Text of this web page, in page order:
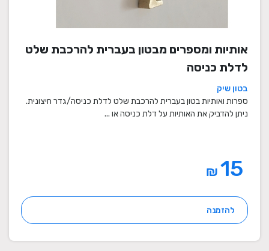
אותיות ומספרים מבטון בעברית להרכבת שלט
לדלת כניסה
בטון שיק
ספרות ואותיות בטון בעברית להרכבת שלט לדלת כניסה/גדר חיצונית.
ניתן להדביק את האותיות על דלת כניסה או ...
₪
להזמנה